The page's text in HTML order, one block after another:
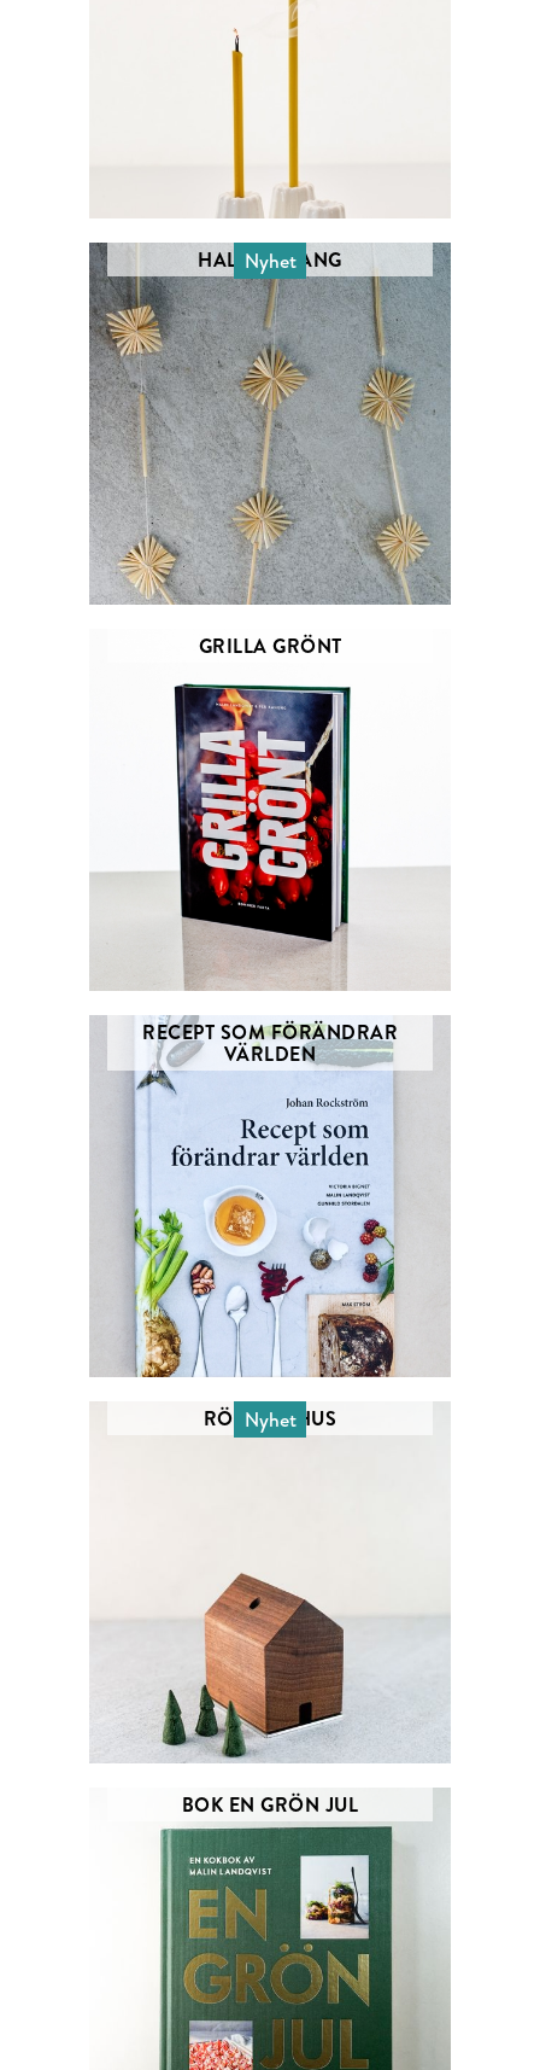
HALMGIRLANG
Nyhet
GRILLA GRÖNT
RECEPT SOM FÖRÄNDRAR
VÄRLDEN
RÖKELSE HUS
Nyhet
BOK EN GRÖN JUL